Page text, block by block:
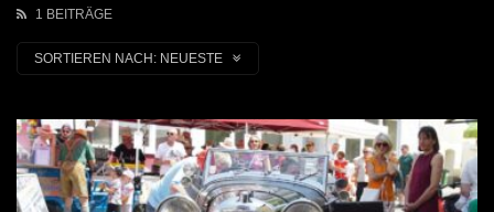
1 BEITRÄGE
SORTIEREN NACH: NEUESTE